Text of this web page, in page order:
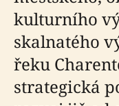
kulturního
skalnatého
řeku
strategická